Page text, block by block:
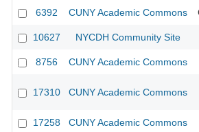
6392 CUNY Academic Commons
10627 NYCDH Community Site
8756 CUNY Academic Commons
17310 CUNY Academic Commons
17258 CUNY Academic Commons